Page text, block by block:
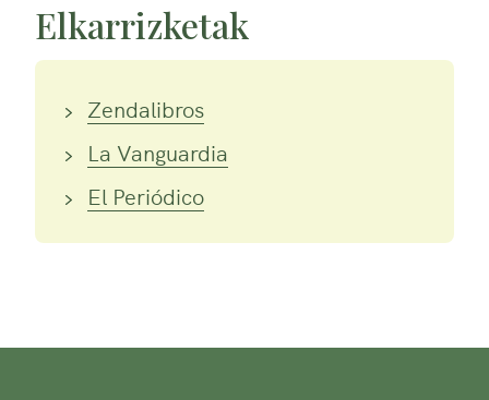
Elkarrizketak
Zendalibros
La Vanguardia
El Periódico